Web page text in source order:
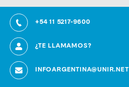
+54 11 5217-9600
¿TE LLAMAMOS?
INFOARGENTINA@UNIR.NET